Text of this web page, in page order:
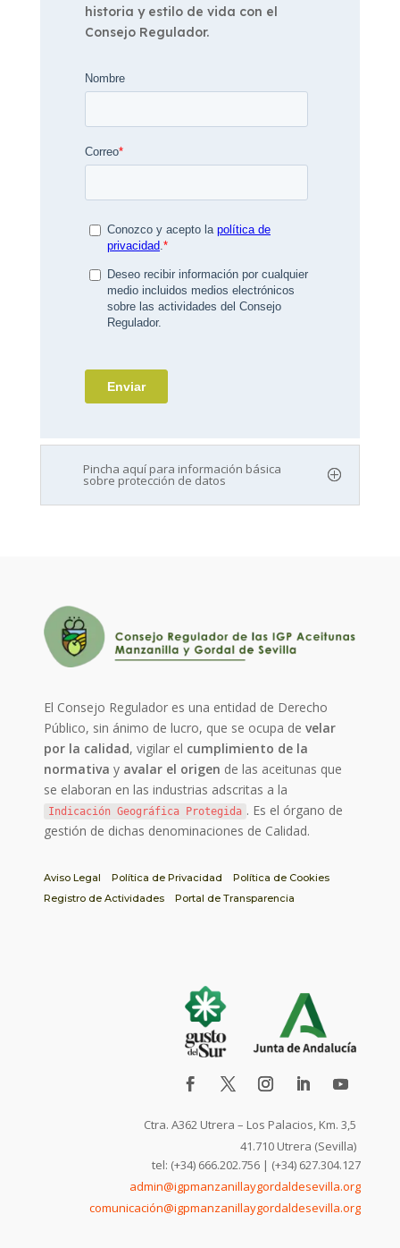
historia y estilo de vida con el
Consejo Regulador.
Pincha aquí para información básica
sobre protección de datos
El Consejo Regulador es una entidad de Derecho
Público, sin ánimo de lucro, que se ocupa develar
por la calidad, vigilar el cumplimiento de la
normativa y avalar el origen de las aceitunas que
se elaboran en las industrias adscritas a la
Indicación Geográfica Protegida . Es el órgano de
gestión de dichas denominaciones de Calidad.
Aviso Legal Política de Privacidad
Política de Cookies
Registro de Actividades
Portal de Transparencia
Ctra. A362 Utrera – Los Palacios, Km. 3,5
41.710 Utrera (Sevilla)
tel: (+34) 666.202.756 | (+34) 627.304.127
admin@igpmanzanillaygordaldesevilla.org
comunicación@igpmanzanillaygordaldesevilla.org